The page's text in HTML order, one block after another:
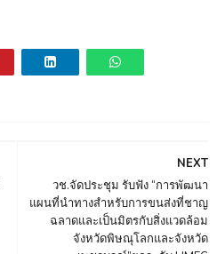
NEXT
วช.จัดประชุม รับฟัง “การพัฒนา
แผนที่นำทางสำหรับการขนส่งที่ชาญ
ฉลาดและเป็นมิตรกับสิ่งแวดล้อม
จังหวัดพิษณุโลกและจังหวัด